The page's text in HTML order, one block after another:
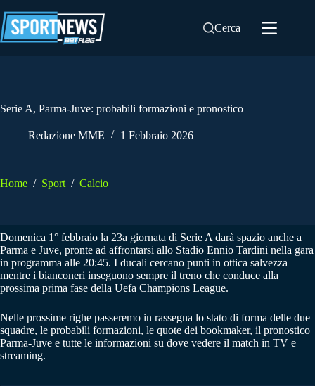
al
contenuto
Cerca
Serie A, Parma-Juve: probabili formazioni e pronostico
Redazione MME 1 Febbraio 2026
Home / Sport / Calcio
Domenica 1° febbraio la 23a giornata di Serie A darà spazio anche a
Parma e Juve, pronte ad affrontarsi allo Stadio Ennio Tardini nella gara
in programma alle 20:45. I ducali cercano punti in ottica salvezza
mentre i bianconeri inseguono sempre il treno che conduce alla
prossima prima fase della Uefa Champions League.
Nelle prossime righe passeremo in rassegna lo stato di forma delle due
squadre, le probabili formazioni, le quote dei bookmaker, il pronostico
Parma-Juve e tutte le informazioni su dove vedere il match in TV e
streaming.